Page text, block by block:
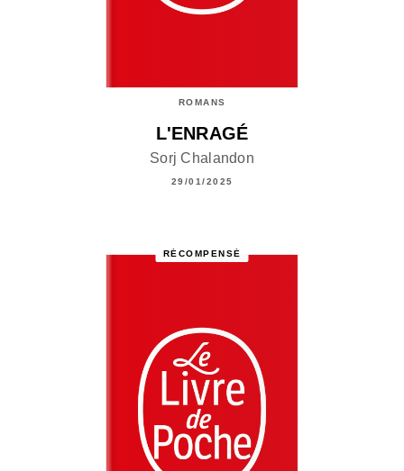
ROMANS
L'ENRAGÉ
Sorj Chalandon
29/01/2025
RÉCOMPENSÉ